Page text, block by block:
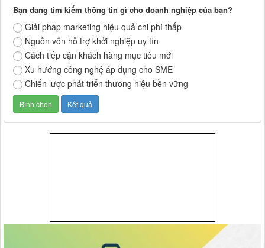
Bạn đang tìm kiếm thông tin gì cho doanh nghiệp của bạn?
Giải pháp marketing hiệu quả chi phí thấp
Nguồn vốn hỗ trợ khởi nghiệp uy tín
Cách tiếp cận khách hàng mục tiêu mới
Xu hướng công nghệ áp dụng cho SME
Chiến lược phát triển thương hiệu bền vững